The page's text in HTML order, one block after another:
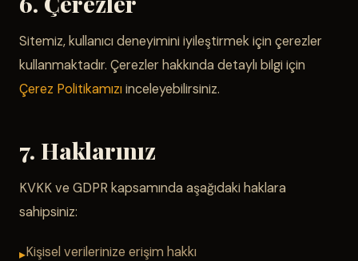
Sitemiz, kullanıcı deneyimini iyileştirmek için çerezler
kullanmaktadır. Çerezler hakkında detaylı bilgi için
Çerez Politikamızıinceleyebilirsiniz.
7. Haklarınız
KVKK ve GDPR kapsamında aşağıdaki haklara
sahipsiniz:
Kişisel verilerinize erişim hakkı